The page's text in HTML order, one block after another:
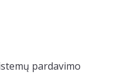
pardavimo